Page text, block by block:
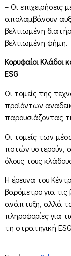
– Οι επιχειρήσεις
απολαμβάνουν
βελτιωμένη
βελτιωμένη φήμη.
Κορυφαίοι Κλάδοι
ESG
Οι τομείς της
προϊόντων
παρουσιάζοντας
Οι τομείς των
ποτών υστερούν,
όλους τους
Η έρευνα του
βαρόμετρο για
ανάπτυξη, αλλά
πληροφορίες για
τη στρατηγική